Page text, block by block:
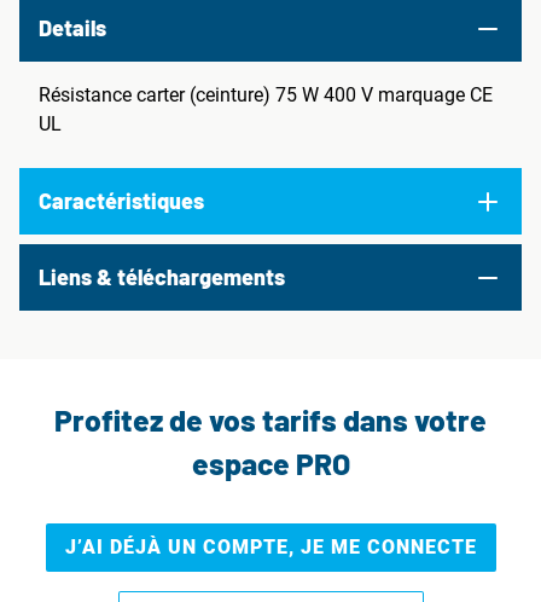
Details
Résistance carter (ceinture) 75 W 400 V marquage CE
UL
Caractéristiques
Liens & téléchargements
Profitez de vos tarifs dans votre
espace PRO
J’AI DÉJÀ UN COMPTE, JE ME CONNECTE